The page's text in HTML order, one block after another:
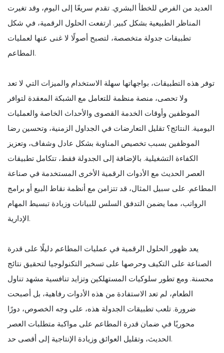
العديد من الفرص للخطأ البشري. تقدم سريعًا إلى اليوم، وقد تغيرت
المناظر الطبيعية بشكل كبير. ارتفعت الحلول الرقمية، في شكل
تطبيقات جدولة متخصصة، لتصبح أصولًا لا غنى عنها لعمليات
المطاعم.
توفر هذه التطبيقات، بواجهاتها سهلة الاستخدام والميزات التي لا تعد
ولا تحصى، منصة منظمة للتعامل مع الشبكة المعقدة لتوافر
الموظفين وأوقات الخدمة القصوى والأحداث الخاصة والعمليات
اليومية. النتائج؟ تقليل التعارضات في الجداول الزمنية، وتحسين رضا
الموظفين بسبب تخصيص المناوبة بشكل عادل وشفاف، وتعزيز
الكفاءة التشغيلية. بالإضافة إلى الجدولة فقط، تتكامل تطبيقات
العصر الحديث مع الأدوات الرقمية الأخرى المستخدمة في صناعة
المطاعم. على سبيل المثال، قد تتزامن مع أنظمة نقاط البيع أو برامج
الرواتب، مما يضمن التدفق السلس للبيانات وزيادة تبسيط المهام
الإدارية.
يعد ظهور الحلول الرقمية في عمليات المطاعم دليلًا على قدرة
الصناعة على التكيف وحرصها على تسخير التكنولوجيا لتحقيق نتائج
محسنة. ومع تطور سلوكيات المستهلكين وتزايد تنافسية مشهد تناول
الطعام، لم تعد الاستفادة من هذه الأدوات رفاهية، بل أصبحت
ضرورة. تلعب تطبيقات الجدولة هذه، على وجه الخصوص، دورًا
محوريًا في ضمان قدرة المطاعم على مواكبة متطلبات العصر
الحديث، وتقليل العوائق وزيادة الإنتاجية إلى أقصى حد.